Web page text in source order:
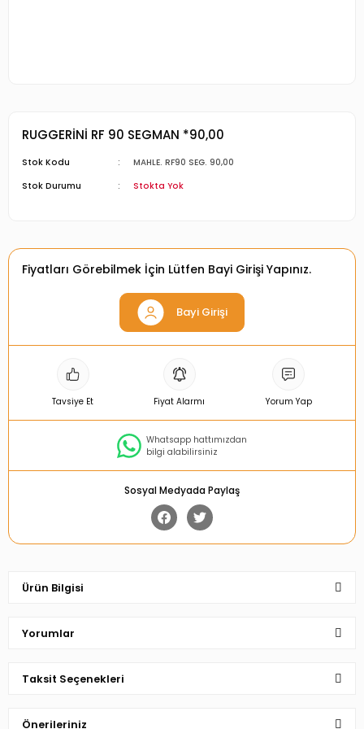
RUGGERİNİ RF 90 SEGMAN *90,00
Stok Kodu
MAHLE. RF90 SEG. 90,00
Stok Durumu
Stokta Yok
Fiyatları Görebilmek İçin Lütfen Bayi Girişi Yapınız.
Bayi Girişi
Tavsiye Et Fiyat Alarmı Yorum Yap
Whatsapp hattımızdan
bilgi alabilirsiniz
Sosyal Medyada Paylaş
Ürün Bilgisi
Yorumlar
Taksit Seçenekleri
Önerileriniz